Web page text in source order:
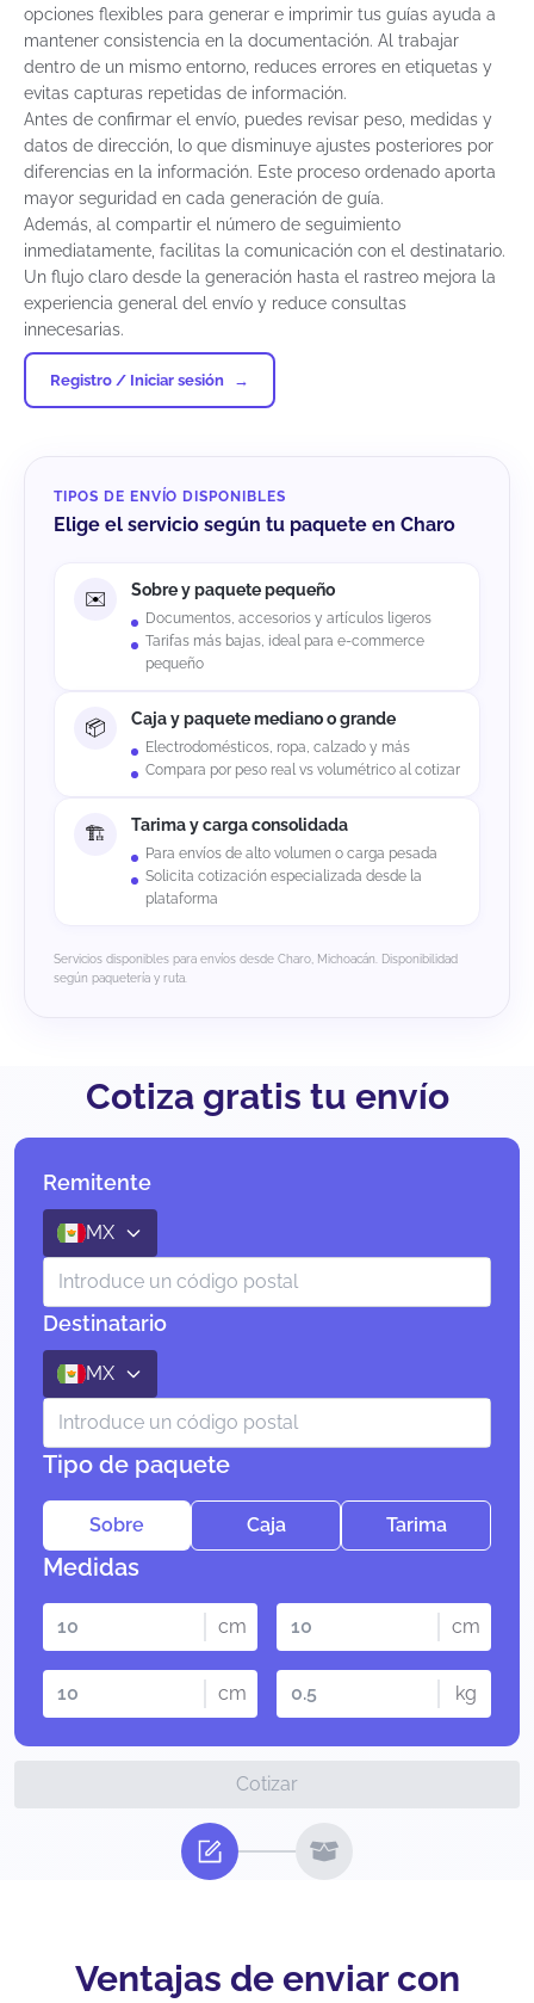
opciones flexibles para generar e imprimir tus guías ayuda a
mantener consistencia en la documentación. Al trabajar
dentro de un mismo entorno, reduces errores en etiquetas y
evitas capturas repetidas de información.
Antes de confirmar el envío, puedes revisar peso, medidas y
datos de dirección, lo que disminuye ajustes posteriores por
diferencias en la información. Este proceso ordenado aporta
mayor seguridad en cada generación de guía.
Además, al compartir el número de seguimiento
inmediatamente, facilitas la comunicación con el destinatario.
Un flujo claro desde la generación hasta el rastreo mejora la
experiencia general del envío y reduce consultas
innecesarias.
Registro / Iniciar sesión
TIPOS DE ENVÍO DISPONIBLES
Elige el servicio según tu paquete en Charo
Sobre y paquete pequeño
Documentos, accesorios y artículos ligeros
Tarifas más bajas, ideal para e-commerce
pequeño
Caja y paquete mediano o grande
Electrodomésticos, ropa, calzado y más
Compara por peso real vs volumétrico al cotizar
Tarima y carga consolidada
Para envíos de alto volumen o carga pesada
Solicita cotización especializada desde la
plataforma
Servicios disponibles para envíos desde Charo, Michoacán. Disponibilidad
según paquetería y ruta.
Cotiza gratis tu envío
Remitente
MX
Destinatario
MX
Tipo de paquete
Sobre Caja Tarima
Medidas
cm cm
cm kg
Cotizar
Ventajas de enviar con